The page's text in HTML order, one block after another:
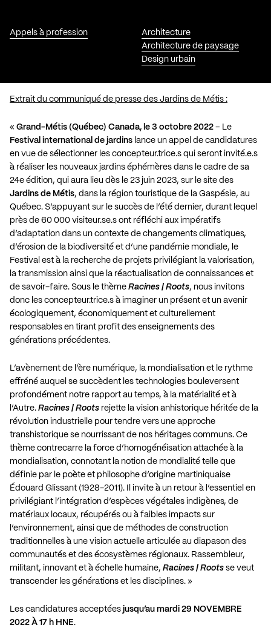
Appels à profession
Architecture
Architecture de paysage
Design urbain
Extrait du communiqué de presse des Jardins de Métis :
« Grand-Métis (Québec) Canada, le 3 octobre 2022 – Le
Festival international de jardins lance un appel de candidatures
en vue de sélectionner les concepteur.trice.s qui seront invité.e.s
à réaliser les nouveaux jardins éphémères dans le cadre de sa
24e édition, qui aura lieu dès le 23 juin 2023, sur le site des
Jardins de Métis, dans la région touristique de la Gaspésie, au
Québec. S’appuyant sur le succès de l’été dernier, durant lequel
près de 60 000 visiteur.se.s ont réfléchi aux impératifs
d’adaptation dans un contexte de changements climatiques,
d’érosion de la biodiversité et d’une pandémie mondiale, le
Festival est à la recherche de projets privilégiant la valorisation,
la transmission ainsi que la réactualisation de connaissances et
de savoir-faire. Sous le thème Racines | Roots, nous invitons
donc les concepteur.trice.s à imaginer un présent et un avenir
écologiquement, économiquement et culturellement
responsables en tirant profit des enseignements des
générations précédentes.
L’avènement de l’ère numérique, la mondialisation et le rythme
effréné auquel se succèdent les technologies bouleversent
profondément notre rapport au temps, à la matérialité et à
l’Autre. Racines | Roots rejette la vision anhistorique héritée de la
révolution industrielle pour tendre vers une approche
transhistorique se nourrissant de nos héritages communs. Ce
thème contrecarre la force d’homogénéisation attachée à la
mondialisation, connotant la notion de mondialité telle que
définie par le poète et philosophe d’origine martiniquaise
Édouard Glissant (1928-2011). Il invite à un retour à l’essentiel en
privilégiant l’intégration d’espèces végétales indigènes, de
matériaux locaux, récupérés ou à faibles impacts sur
l’environnement, ainsi que de méthodes de construction
traditionnelles à une vision actuelle articulée au diapason des
communautés et des écosystèmes régionaux. Rassembleur,
militant, innovant et à échelle humaine, Racines | Roots se veut
transcender les générations et les disciplines. »
Les candidatures acceptées jusqu’au mardi 29 NOVEMBRE
2022 À 17 h HNE.